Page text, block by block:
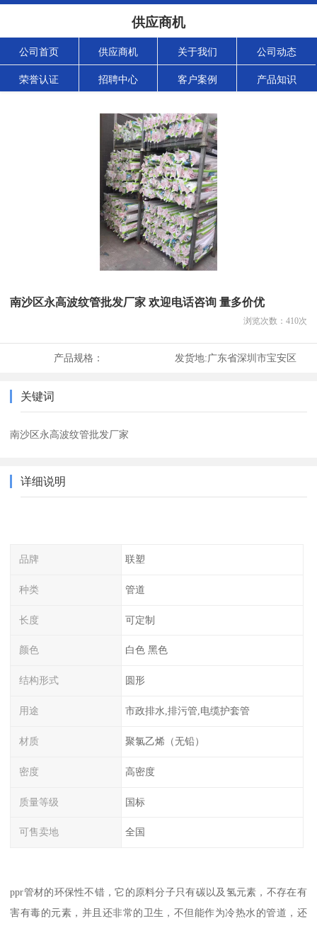
供应商机
公司首页 供应商机 关于我们 公司动态
荣誉认证 招聘中心 客户案例 产品知识
南沙区永高波纹管批发厂家 欢迎电话咨询 量多价优
浏览次数： 410次
产品规格： 发货地:广东省深圳市宝安区
关键词
南沙区永高波纹管批发厂家
详细说明
品牌 联塑
种类 管道
长度 可定制
颜色 白色 黑色
结构形式 圆形
用途 市政排水,排污管,电缆护套管
材质 聚氯乙烯（无铅）
密度 高密度
质量等级 国标
可售卖地 全国
ppr管材的环保性不错，它的原料分子只有碳以及氢元素，不存在有
害有毒的元素，并且还非常的卫生，不但能作为冷热水的管道，还